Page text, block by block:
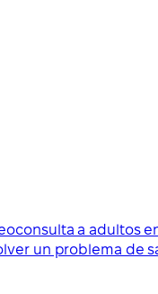
a adultos
un problema de